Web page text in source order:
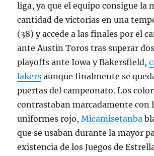
liga, ya que el equipo consigue la
cantidad de victorias en una
(38) y accede a las finales por el
ante Austin Toros tras superar
playoffs ante Iowa y Bakersfield,
lakers aunque finalmente se
puertas del campeonato. Los
contrastaban marcadamente con
uniformes rojo,Micamisetanba
que se usaban durante la mayor
existencia de los Juegos de